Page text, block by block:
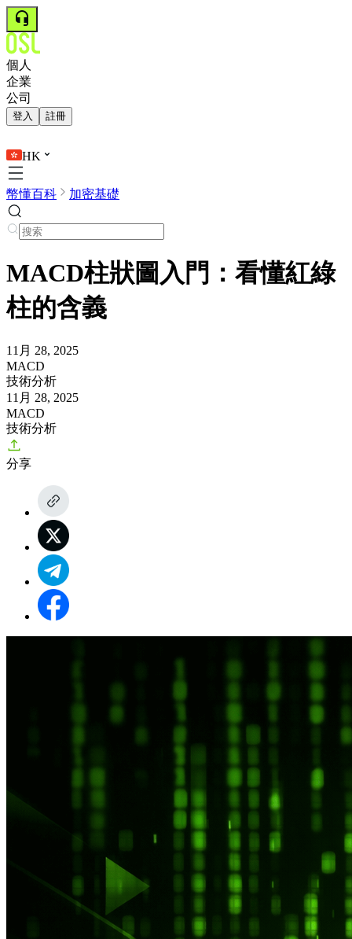
個人
企業
公司
登入 註冊
HK
幣懂百科 加密基礎
MACD柱狀圖入門：看懂紅綠
柱的含義
11月 28, 2025
MACD
技術分析
11月 28, 2025
MACD
技術分析
分享